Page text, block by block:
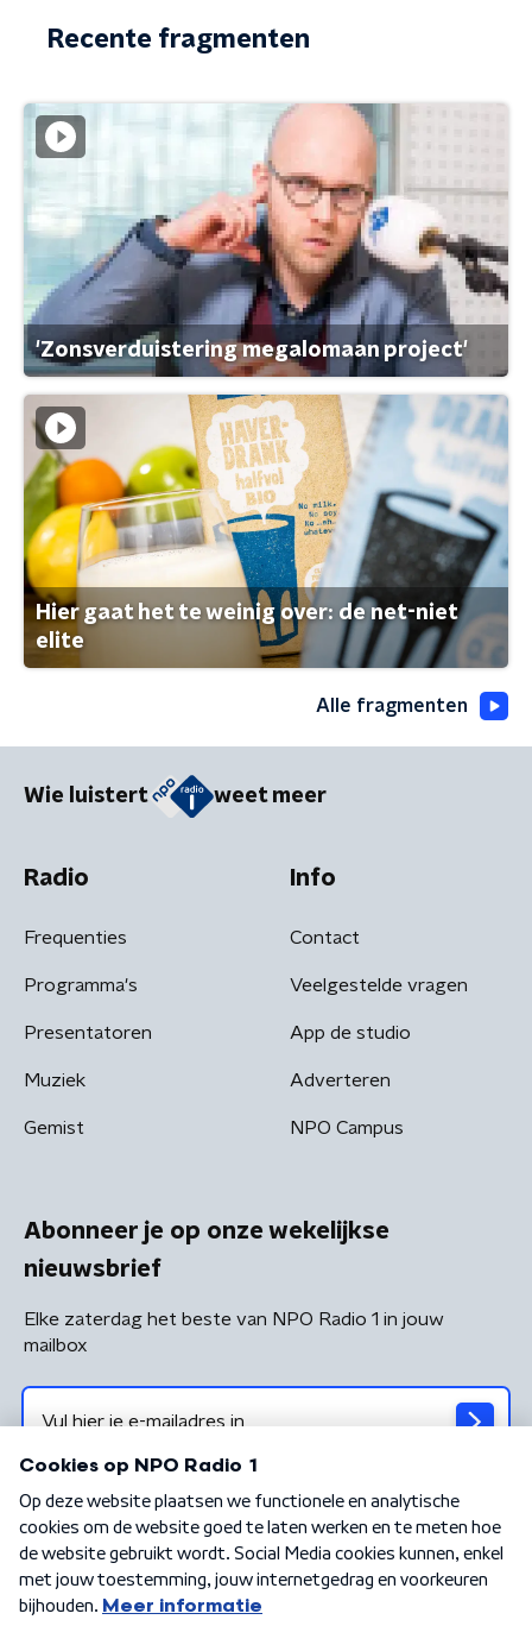
Recente fragmenten
'Zonsverduistering megalomaan project'
Hier gaat het te weinig over: de net-niet
elite
Alle fragmenten
Wie luistert weet meer
Radio
Frequenties
Programma's
Presentatoren
Muziek
Gemist
Info
Contact
Veelgestelde vragen
App de studio
Adverteren
NPO Campus
Abonneer je op onze wekelijkse
nieuwsbrief
Elke zaterdag het beste van NPO Radio 1 in jouw
mailbox
Algemene voorwaarden Privacybeleid